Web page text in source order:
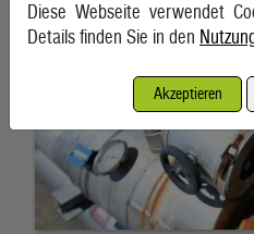
Diese Webseite verwendet
Details finden Sie in den
Akzeptieren